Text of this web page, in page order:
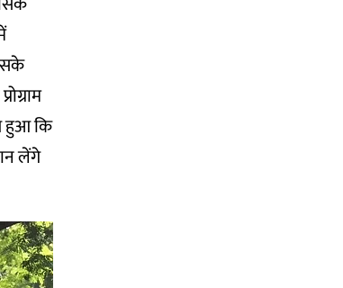
हुआ कि
लेंगे